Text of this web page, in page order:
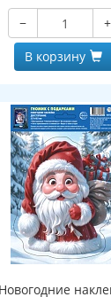
−
+
В корзину